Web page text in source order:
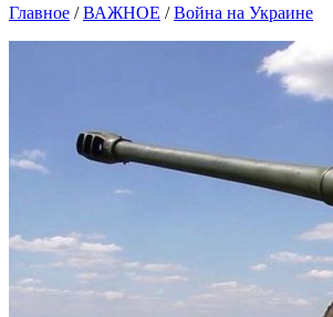
Главное /ВАЖНОЕ /Война на Украине